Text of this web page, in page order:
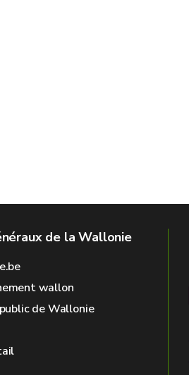
de la Wallonie
wallon
de Wallonie